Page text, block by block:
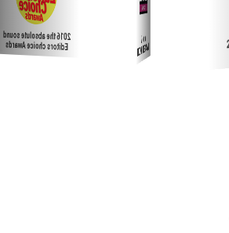
AV Forums
RECOMMENDED AWARD 2025影音极品器材大赏
强烈推荐